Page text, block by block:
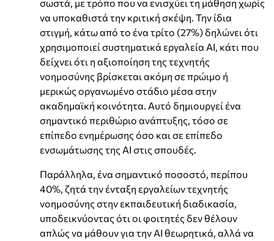
σωστά, με τρόπο που να ενισχύει τη μάθηση χωρίς
να υποκαθιστά την κριτική σκέψη. Την ίδια
στιγμή, κάτω από το ένα τρίτο (27%) δηλώνει ότι
χρησιμοποιεί συστηματικά εργαλεία ΑΙ, κάτι που
δείχνει ότι η αξιοποίηση της τεχνητής
νοημοσύνης βρίσκεται ακόμη σε πρώιμο ή
μερικώς οργανωμένο στάδιο μέσα στην
ακαδημαϊκή κοινότητα. Αυτό δημιουργεί ένα
σημαντικό περιθώριο ανάπτυξης, τόσο σε
επίπεδο ενημέρωσης όσο και σε επίπεδο
ενσωμάτωσης της ΑΙ στις σπουδές.
Παράλληλα, ένα σημαντικό ποσοστό, περίπου
40%, ζητά την ένταξη εργαλείων τεχνητής
νοημοσύνης στην εκπαιδευτική διαδικασία,
υποδεικνύοντας ότι οι φοιτητές δεν θέλουν
απλώς να μάθουν για την ΑΙ θεωρητικά, αλλά να